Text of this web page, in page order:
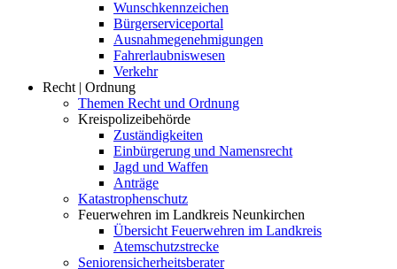
Wunschkennzeichen
Bürgerserviceportal
Ausnahmegenehmigungen
Fahrerlaubniswesen
Verkehr
Recht | Ordnung
Themen Recht und Ordnung
Kreispolizeibehörde
Zuständigkeiten
Einbürgerung und Namensrecht
Jagd und Waffen
Anträge
Katastrophenschutz
Feuerwehren im Landkreis Neunkirchen
Übersicht Feuerwehren im Landkreis
Atemschutzstrecke
Seniorensicherheitsberater